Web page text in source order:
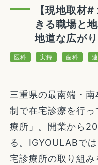
【現地取材
きる職場と
地道な広が
医科 実録 歯科
三重県の最南端・
制で在宅診療を行
療所」。開業から
る。IGYOULABで
宅診療所の取り組み